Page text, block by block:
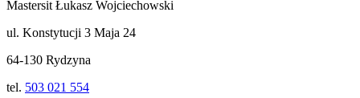
Mastersit Łukasz Wojciechowski
ul. Konstytucji 3 Maja 24
64-130 Rydzyna
tel. 503 021 554